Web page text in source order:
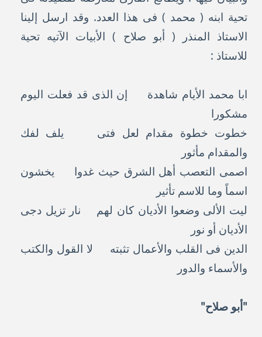
تحية ابنه ( محمد ) فى هذا العدد. وقد ارسل إلينا
الاستاذ المنذر ( أبو صلاح ) الأبيات الآتيه تحية
للاستاذ :
ابا محمد الأيام شاهدة إن الذى قد فعلت اليوم
مشكورا
خطوت خطوة مقدام لعل فتى يلف لفك
والمقدام مأثور
اصمى التعصب أهل الشرق حيث غدوا يخشون
اسماً وما للاسم تأثير
ليت الألى وضعوا الأديان كان لهم نار تزيل دجى
الأديان أو نور
الدين فى القلب والأعمال تثبته لا القول والكتب
والأسماء والدور
"أبو صلاح"